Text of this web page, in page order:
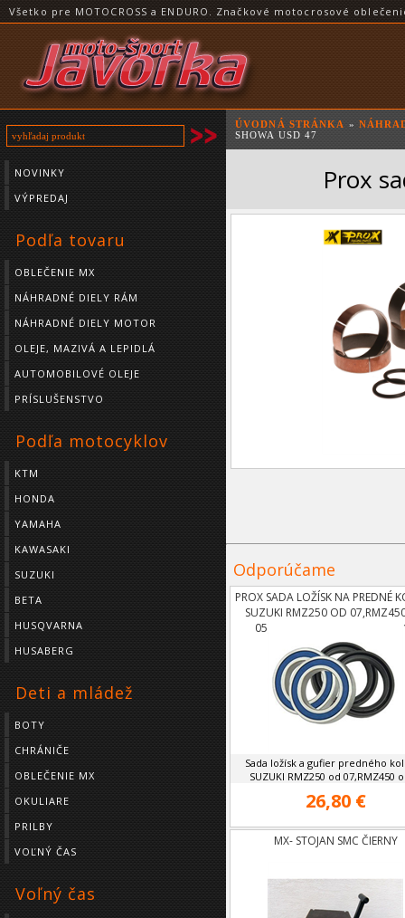
Všetko pre MOTOCROSS a ENDURO. Značkové motocrosové
NOVINKY
VÝPREDAJ
Podľa tovaru
OBLEČENIE MX
NÁHRADNÉ DIELY RÁM
NÁHRADNÉ DIELY MOTOR
OLEJE, MAZIVÁ A LEPIDLÁ
AUTOMOBILOVÉ OLEJE
PRÍSLUŠENSTVO
Podľa motocyklov
KTM
HONDA
YAMAHA
KAWASAKI
SUZUKI
BETA
HUSQVARNA
HUSABERG
Deti a mládež
BOTY
CHRÁNIČE
OBLEČENIE MX
OKULIARE
PRILBY
VOĽNÝ ČAS
Voľný čas
ÚVODNÁ STRÁNKA »
SHOWA USD 47
Prox
Odporúčame
PROX SADA LOŽÍSK NA PREDNÉ
SUZUKI RMZ250 OD
05,YAMAHA YZF 250,450 OD
Sada ložísk a gufier predného
SUZUKI RMZ250 od 07,RMZ450
26,80 €
MX- STOJAN SMC ČIERNY